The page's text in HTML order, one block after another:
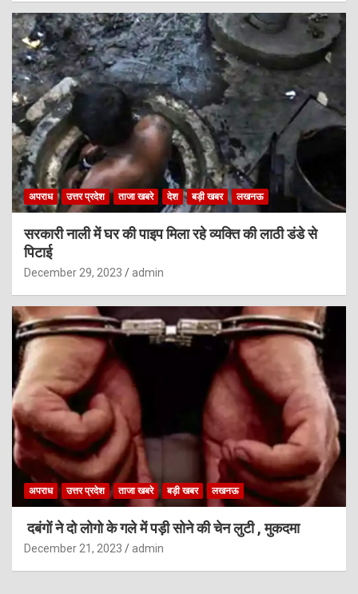
अपराध उत्तर प्रदेश ताजा खबरे देश बड़ी खबर लखनऊ
सरकारी नाली में घर की पाइप मिला रहे व्यक्ति की लाठी डंडे से
पिटाई
December 29, 2023 admin
अपराध उत्तर प्रदेश ताजा खबरे बड़ी खबर लखनऊ
दबंगों ने दो लोगो के गले में पड़ी सोने की चेन लुटी , मुकदमा
December 21, 2023 admin